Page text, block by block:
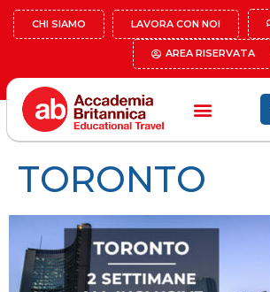
CHI SIAMO LAVORA CON NOI
AREA RISERVATA
TORONTO